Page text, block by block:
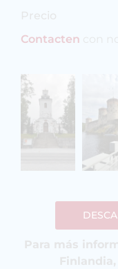
Precio
Contacten con
Para más